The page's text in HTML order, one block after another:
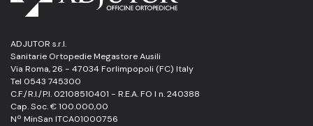
ADJUTOR s.r.l.
Sanitarie Ortopedie Megastore Ausili
Via Roma, 26 - 47034 Forlimpopoli (FC) Italy
Tel 0543 745300
C.F./R.I./P.I. 02108510401 - R.E.A. FO I n. 240388
Cap. Soc. € 100.000,00
Nº MinSan ITCA01000756